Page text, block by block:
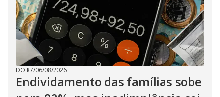
DO R7/06/08/2026
Endividamento das famílias sobe